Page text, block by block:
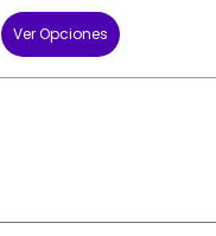
Ver Opciones